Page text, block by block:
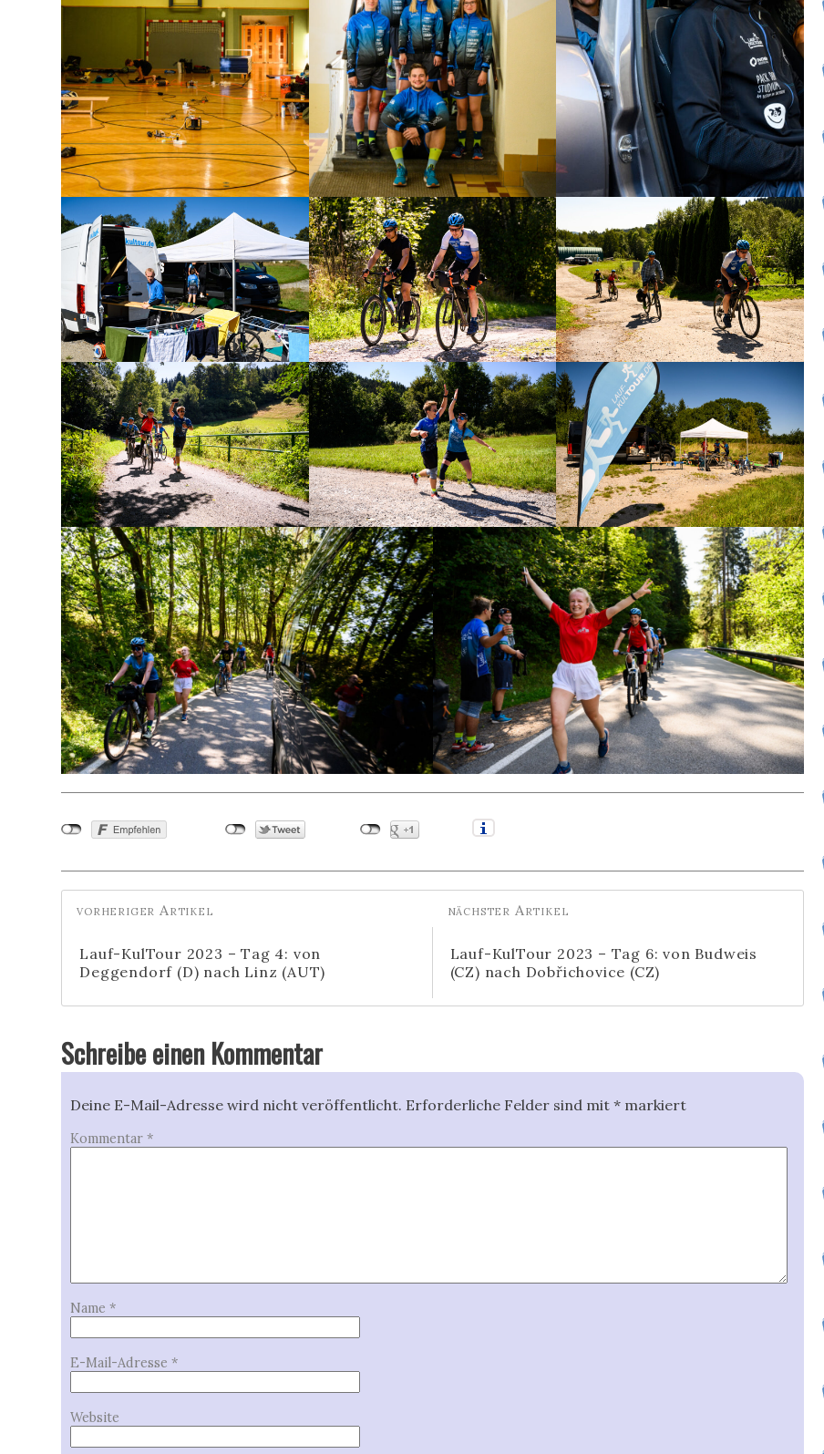
Lauf-KulTour 2023 – Tag 4: von
Deggendorf (D) nach Linz (AUT)
Lauf-KulTour 2023 – Tag 6: von Budweis
(CZ) nach Dobřichovice (CZ)
Schreibe einen Kommentar
Deine E-Mail-Adresse wird nicht veröffentlicht. Erforderliche Felder sind mit* markiert
Kommentar*
Name*
E-Mail-Adresse*
Website